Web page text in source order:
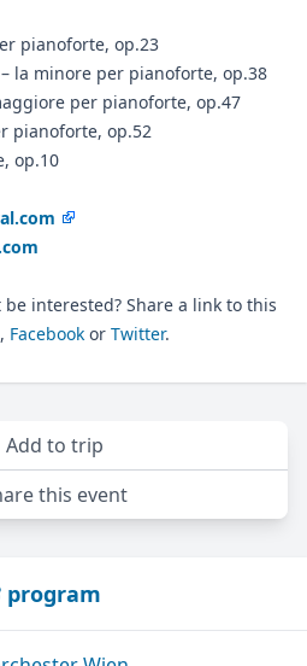
pianoforte, op.23
la minore per pianoforte, op.38
per pianoforte, op.47
pianoforte, op.52
op.10
interested? Share a link to this
, Facebook or Twitter.
Add to trip
this event
program